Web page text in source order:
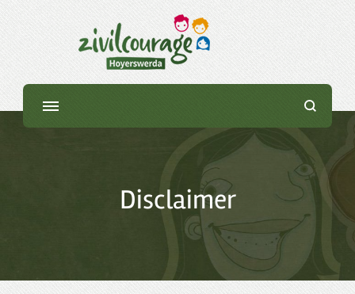
Initiative »Zivilcourage
Hoyerswerda«
Disclaimer